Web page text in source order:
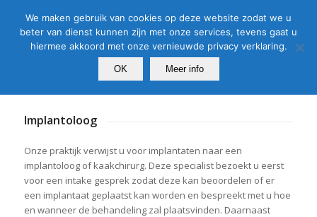
Implantoloog
Onze praktijk verwijst u voor implantaten naar een
implantoloog of kaakchirurg. Deze specialist bezoekt u eerst
voor een intake gesprek zodat deze kan beoordelen of er
een implantaat geplaatst kan worden en bespreekt met u hoe
en wanneer de behandeling zal plaatsvinden. Daarnaast
We maken gebruik van cookies op deze website zodat we u
beter van dienst kunnen zijn met onze services, tevens gaat u
hiermee akkoord met onze vernieuwde privacy verklaring.
OK Meer info